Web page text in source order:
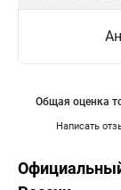
Купить
Хомут крепление
Хомут для
Хомут крепление
Написать
Общая оценка